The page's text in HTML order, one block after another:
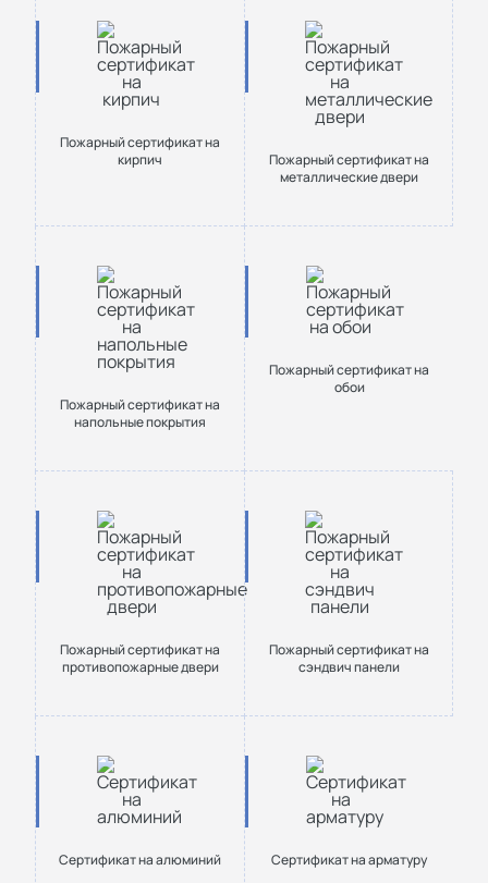
Пожарный сертификат на
кирпич
Пожарный сертификат на
металлические двери
Пожарный сертификат на
напольные покрытия
Пожарный сертификат на
обои
Пожарный сертификат на
противопожарные двери
Пожарный сертификат на
сэндвич панели
Сертификат на алюминий Сертификат на арматуру